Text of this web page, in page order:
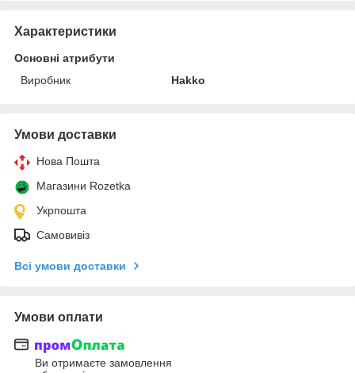
Характеристики
Основні атрибути
Виробник
Hakko
Умови доставки
Нова Пошта
Магазини Rozetka
Укрпошта
Самовивіз
Всі умови доставки
Умови оплати
Ви отримаєте замовлення